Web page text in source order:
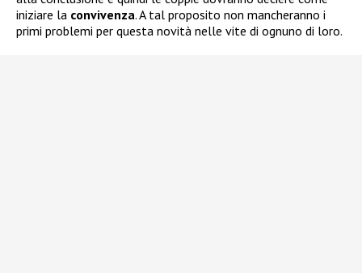
iniziare la convivenza. A tal proposito non mancheranno i
primi problemi per questa novità nelle vite di ognuno di loro.